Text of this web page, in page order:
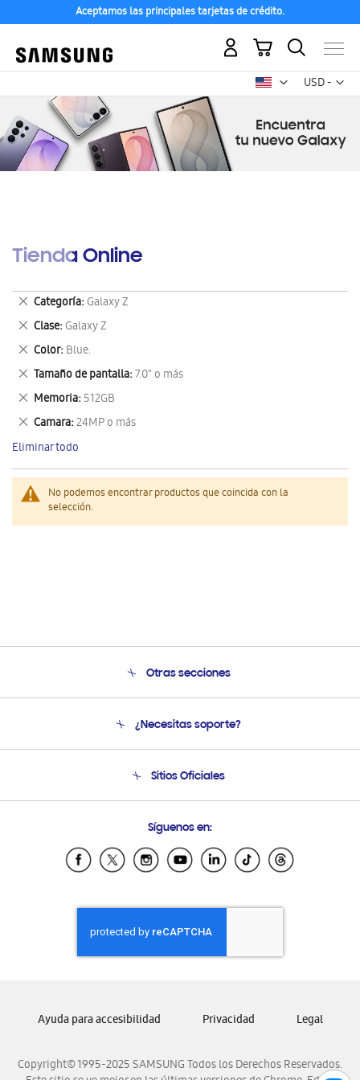
Aceptamos las principales tarjetas de crédito.
USD -
dólar
Mi carrito
Tienda Online
No podemos encontrar productos que coincida con la
selección.
Categoría Galaxy Z
Eliminar
este
artículo
Clase Galaxy Z
Eliminar
este
artículo
Color Blue.
Eliminar
este
artículo
Tamaño de pantalla 7.0" o más
Eliminar
este
artículo
Memoria 512GB
Eliminar
este
artículo
Camara 24MP o más
Eliminar
este
artículo
Eliminar todo
Otras secciones
Soporte
Condiciones de Compra
¿Necesitas soporte?
Soporte vía eMail
Sitios Oficiales
Samsung Ecuador
Samsung El Salvador
Samsung Honduras
Samsung Nicaragua
Samsung Panamá
Samsung Venezuela
Síguenos en:
Copyright© 1995-2025 SAMSUNG Todos los Derechos Reservados.
Ayuda para accesibilidad Privacidad Legal